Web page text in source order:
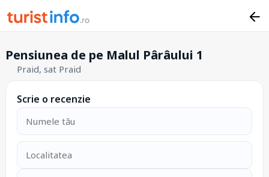
Pensiunea de pe Malul Pârâului 1
Praid, sat Praid
Scrie o recenzie